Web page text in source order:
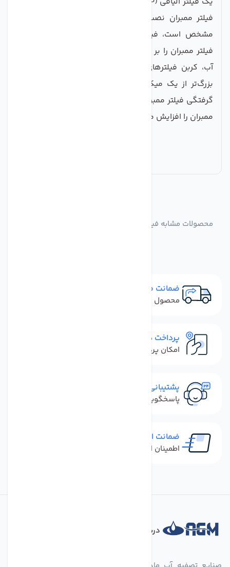
فیلتر ممبران نصب می‌شود. همان‌طور که از نام فیلتر
مشخص است، فیلتر محافظ ممبران وظیفه محافظت از
فیلتر ممبران را بر عهده دارد. گل‌ولای، شن و ماسه، زنگ
بزرگ‌تر از یک میکرون است را فیلتر می‌کند. با این کار،
گرفتگی فیلتر ممبران را کاهش می‌دهد و طول عمر فیلتر
ممبران را افزایش می‌دهد.
محصولات مشابه فیلتر دستگاه تصفیه آب کاروفی مدل محافظ
ضمانت مرجوعی
محصول نباید آسیب دیده باشد
پرداخت در محل
امکان پرداخت کل فاکتور در محل
پشتیبانی سریع
پاسخگویی سریع به تماس‌ها و پیام‌ها
ضمانت اصل بودن کالا
اطمینان از خرید کالای اورجینال
درباره فروشگاه